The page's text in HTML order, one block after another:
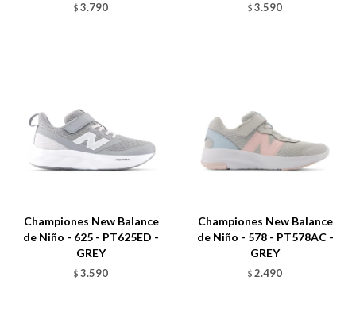
$ 3.790 $ 3.590
Championes New Balance
de Niño - 625 - PT625ED -
GREY
$ 3.590
Championes New Balance
de Niño - 578 - PT578AC -
GREY
$ 2.490